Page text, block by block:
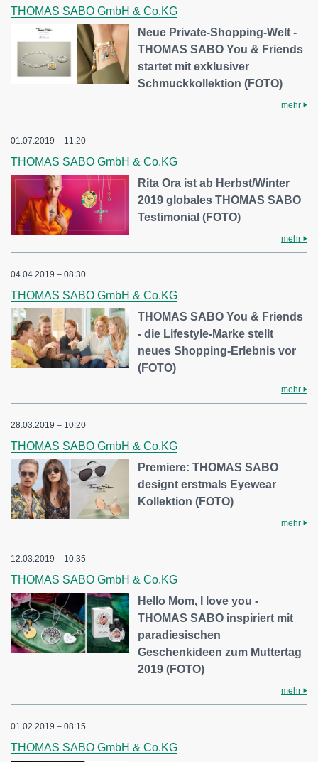
THOMAS SABO GmbH & Co.KG
Neue Private-Shopping-Welt -
THOMAS SABO You & Friends
startet mit exklusiver
Schmuckkollektion (FOTO)
mehr
01.07.2019 – 11:20
THOMAS SABO GmbH & Co.KG
Rita Ora ist ab Herbst/Winter
2019 globales THOMAS SABO
Testimonial (FOTO)
mehr
04.04.2019 – 08:30
THOMAS SABO GmbH & Co.KG
THOMAS SABO You & Friends
- die Lifestyle-Marke stellt
neues Shopping-Erlebnis vor
(FOTO)
mehr
28.03.2019 – 10:20
THOMAS SABO GmbH & Co.KG
Premiere: THOMAS SABO
designt erstmals Eyewear
Kollektion (FOTO)
mehr
12.03.2019 – 10:35
THOMAS SABO GmbH & Co.KG
Hello Mom, I love you -
THOMAS SABO inspiriert mit
paradiesischen
Geschenkideen zum Muttertag
2019 (FOTO)
mehr
01.02.2019 – 08:15
THOMAS SABO GmbH & Co.KG